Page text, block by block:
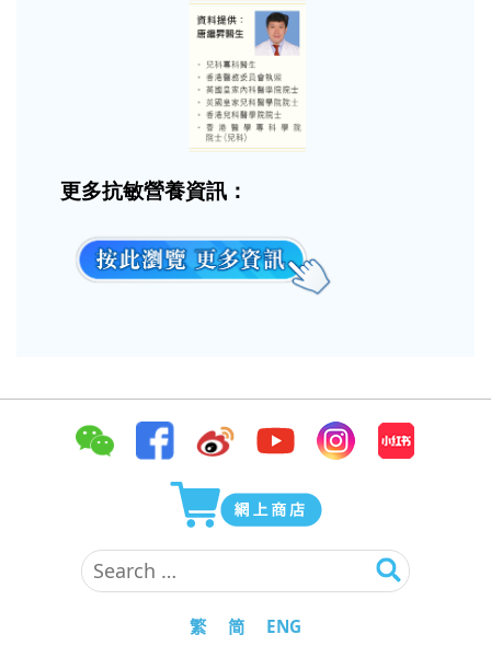
更多抗敏營養資訊：
Search
for:
繁 简 ENG